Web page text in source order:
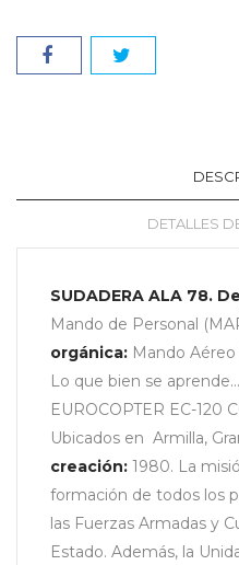
DETALLES
SUDADERA ALA 78.
Mando de Personal
orgánica: Mando Aéreo
Lo que bien se aprende...
EUROCOPTER EC-120
Ubicados en Armilla,
creación: 1980. La
formación de todos los
las Fuerzas Armadas y
Estado. Además, la